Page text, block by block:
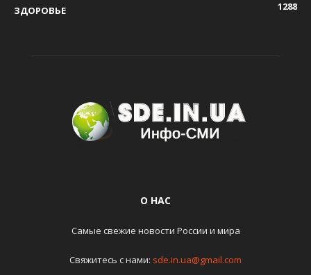
ЗДОРОВЬЕ
1288
О НАС
Самые свежие новости России и мира
Свяжитесь с нами: sde.in.ua@gmail.com